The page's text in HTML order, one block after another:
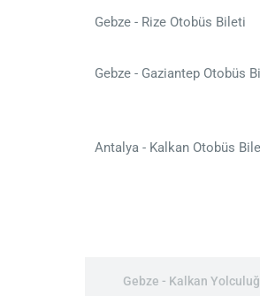
Gebze - Rize Otobüs Bileti
Gebze - Gaziantep Otobüs
Antalya - Kalkan Otobüs
Gebze - Kalkan